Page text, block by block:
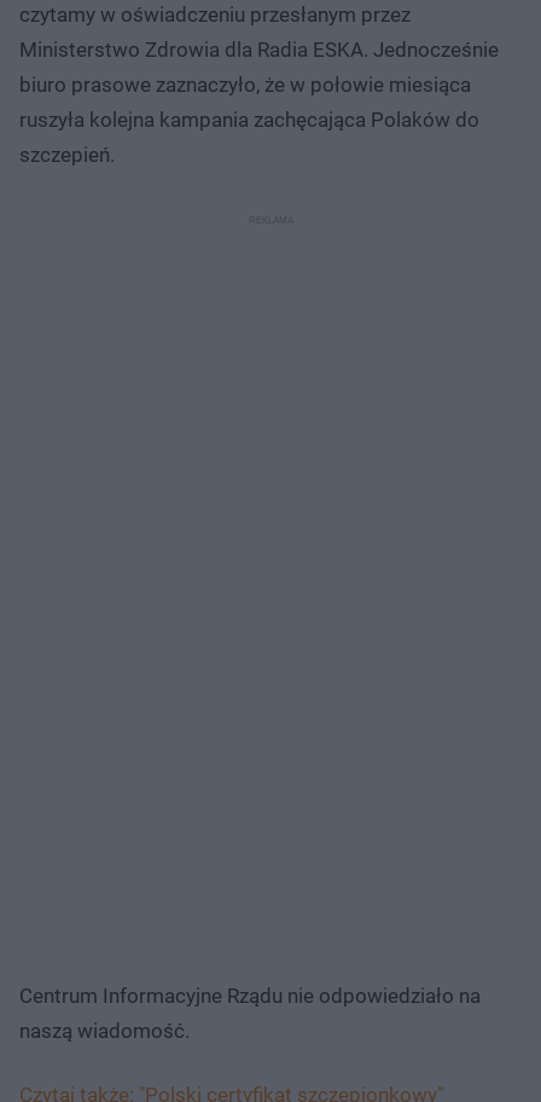
czytamy w oświadczeniu przesłanym przez
Ministerstwo Zdrowia dla Radia ESKA. Jednocześnie
biuro prasowe zaznaczyło, że w połowie miesiąca
ruszyła kolejna kampania zachęcająca Polaków do
szczepień.
Centrum Informacyjne Rządu nie odpowiedziało na
naszą wiadomość.
Czytaj także: "Polski certyfikat szczepionkowy"